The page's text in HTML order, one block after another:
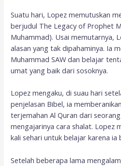
Suatu hari, Lopez memutuskan
berjudul The Legacy of Prophet
Muhammad). Usai memutarnya,
alasan yang tak dipahaminya. Ia
Muhammad SAW dan belajar
umat yang baik dari sosoknya.
Lopez mengaku, di suau hari
penjelasan Bibel, ia
terjemahan Al Quran dari
mengajarinya cara shalat. Lopez
kali sehari untuk belajar karena ia
Setelah beberapa lama